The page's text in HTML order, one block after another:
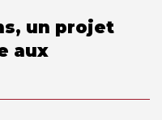
un projet
aux